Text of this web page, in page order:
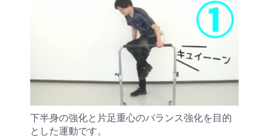
下半身の強化と片足重心のバランス強化を目的
とした運動です。